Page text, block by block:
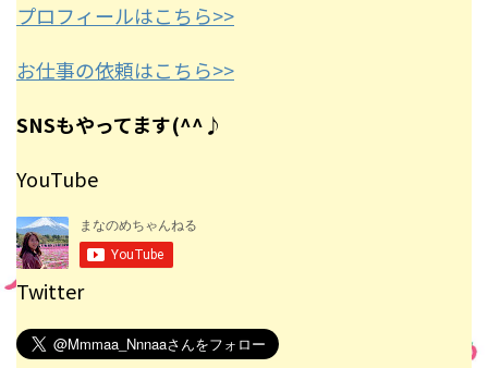
プロフィールはこちら>>
お仕事の依頼はこちら>>
SNSもやってます(^^♪
YouTube
Twitter